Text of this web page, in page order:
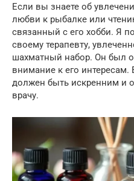
Если вы знаете об
любви к рыбалке или
связанный с его хобби. Я
своему терапевту,
шахматный набор. Он был
внимание к его
должен быть искренним и
врачу.